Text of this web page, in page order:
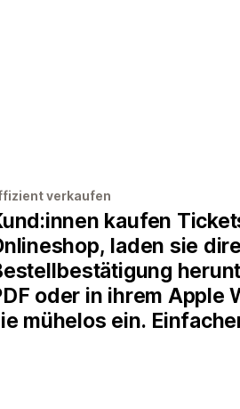
verkaufen
kaufen
laden sie
oder in ihrem Apple
mühelos ein.